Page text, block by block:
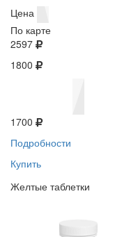
Цена
По карте
2597
1800
1700
Подробности
Купить
Желтые таблетки